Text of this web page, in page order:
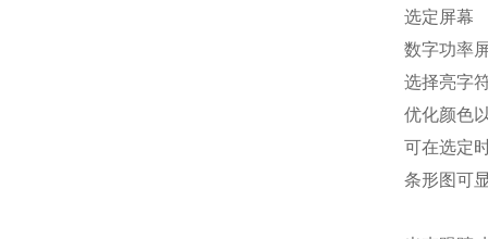
选定屏幕
数字功率
选择亮字
优化颜色
可在选定
条形图可